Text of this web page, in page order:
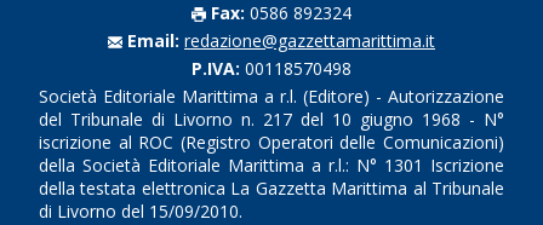
Fax: 0586 892324
Email: redazione@gazzettamarittima.it
P.IVA: 00118570498
Società Editoriale Marittima a r.l. (Editore) - Autorizzazione
del Tribunale di Livorno n. 217 del 10 giugno 1968 - N°
iscrizione al ROC (Registro Operatori delle Comunicazioni)
della Società Editoriale Marittima a r.l.: N° 1301 Iscrizione
della testata elettronica La Gazzetta Marittima al Tribunale
di Livorno del 15/09/2010.